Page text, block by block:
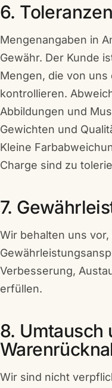
6. Toleranzen
Mengenangaben in
Gewähr. Der Kunde
Mengen, die von
kontrollieren.
Abbildungen und
Gewichten und
Kleine
Charge sind zu
7.
Wir behalten uns vor,
Verbesserung,
erfüllen.
8. Umtausch
Wir sind nicht